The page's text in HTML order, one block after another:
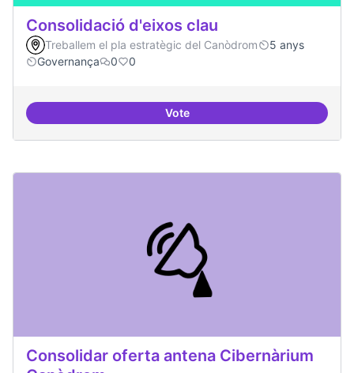
Consolidació d'eixos clau
Treballem el pla estratègic del Canòdrom
5 anys
Governança
0 0
VoteConsolidació d'eixos clau
Consolidar oferta antena Cibernàrium